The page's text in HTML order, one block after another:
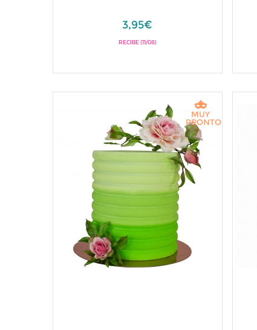
3,95€
RECIBE (11/08)
MUY
PRONTO